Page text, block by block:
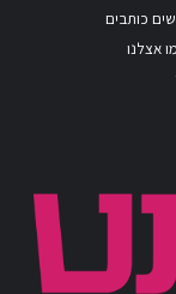
כותבים
אצלנו